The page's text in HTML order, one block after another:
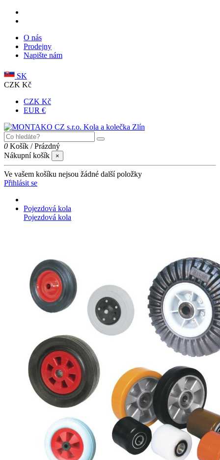
O nás
Prodejny
Napište nám
SK
CZK Kč
CZK Kč
EUR €
0 Košík /Prázdný
Nákupní košík
×
Ve vašem košíku nejsou žádné další položky
Přihlásit se
Pojezdová kola
Pojezdová kola